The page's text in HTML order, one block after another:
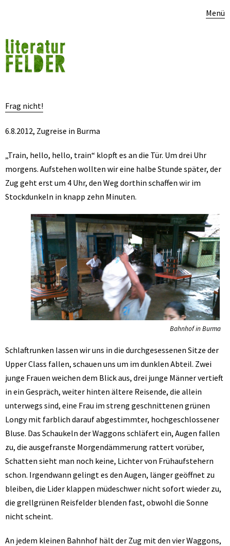
Menü
Frag nicht!
6.8.2012, Zugreise in Burma
„Train, hello, hello, train“ klopft es an die Tür. Um drei Uhr
morgens. Aufstehen wollten wir eine halbe Stunde später, der
Zug geht erst um 4 Uhr, den Weg dorthin schaffen wir im
Stockdunkeln in knapp zehn Minuten.
Bahnhof in Burma
Schlaftrunken lassen wir uns in die durchgesessenen Sitze der
Upper Class fallen, schauen uns um im dunklen Abteil. Zwei
junge Frauen weichen dem Blick aus, drei junge Männer vertieft
in ein Gespräch, weiter hinten ältere Reisende, die allein
unterwegs sind, eine Frau im streng geschnittenen grünen
Longy mit farblich darauf abgestimmter, hochgeschlossener
Bluse. Das Schaukeln der Waggons schläfert ein, Augen fallen
zu, die ausgefranste Morgendämmerung rattert vorüber,
Schatten sieht man noch keine, Lichter von Frühaufstehern
schon. Irgendwann gelingt es den Augen, länger geöffnet zu
bleiben, die Lider klappen müdeschwer nicht sofort wieder zu,
die grellgrünen Reisfelder blenden fast, obwohl die Sonne
nicht scheint.
An jedem kleinen Bahnhof hält der Zug mit den vier Waggons,